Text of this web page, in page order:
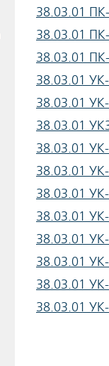
38.03.01
38.03.01
38.03.01
38.03.01
38.03.01
38.03.01
38.03.01
38.03.01
38.03.01
38.03.01
38.03.01
38.03.01
38.03.01
38.03.01